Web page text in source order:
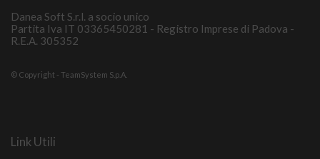
Danea Soft S.r.l. a socio unico
Partita Iva IT 03365450281 - Registro Imprese di Padova -
R.E.A. 305352
© Copyright - TeamSystem S.p.A.
Link Utili